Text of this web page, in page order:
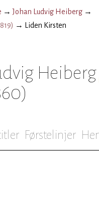
→Johan Ludvig Heiberg →
) → Liden Kirsten
Heiberg
Førstelinjer